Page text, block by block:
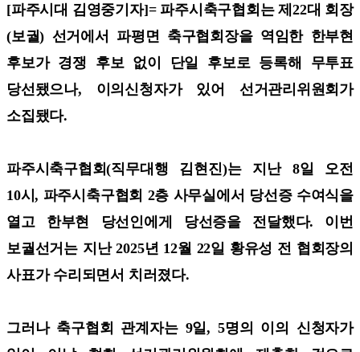
[파주시대 김영중기자]= 파주시축구협회는 제22대 회장
(보궐) 선거에서 파평면 축구협회장을 역임한 한부현
후보가 경쟁 후보 없이 단일 후보로 등록해 무투표
당선됐으나, 이의신청자가 있어 선거관리위원회가
소집됐다.
파주시축구협회(직무대행 김현진)는 지난 8일 오전
10시, 파주시축구협회 2층 사무실에서 당선증 수여식을
열고 한부현 당선인에게 당선증을 전달했다. 이번
보궐선거는 지난 2025년 12월 22일 황유성 전 협회장의
사표가 수리되면서 치러졌다.
그러나 축구협회 관계자는 9일, 5명의 이의 신청자가